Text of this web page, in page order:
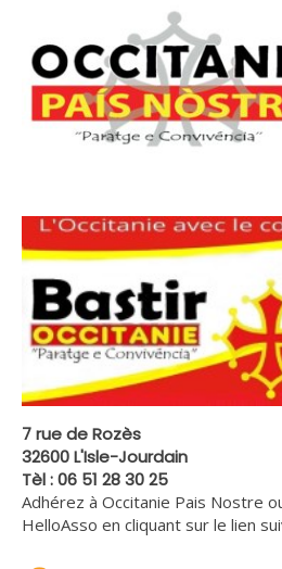
7 rue de Rozès
32600 L'Isle-Jourdain
Tèl : 06 51 28 30 25
Adhérez à Occitanie Pais Nostre
HelloAsso en cliquant sur le lien